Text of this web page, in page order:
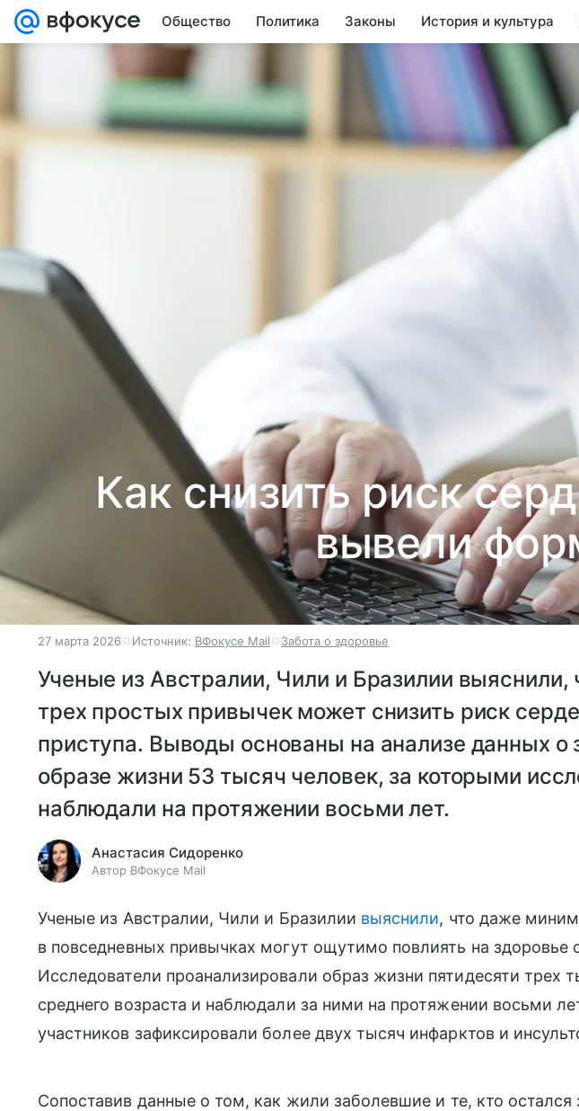
Общество Политика Законы История и культура
Как снизить риск
вывели
27 марта 2026 Источник: ВФокусе Mail Забота о здоровье
Ученые из Австралии, Чили и Бразилии выяснили,
трех простых привычек может снизить риск
приступа. Выводы основаны на анализе данных о
образе жизни 53 тысяч человек, за которыми
наблюдали на протяжении восьми лет.
Анастасия Сидоренко
Автор ВФокусе Mail
Ученые из Австралии, Чили и Бразилии выяснили, что даже
в повседневных привычках могут ощутимо повлиять на здоровье
Исследователи проанализировали образ жизни пятидесяти трех
среднего возраста и наблюдали за ними на протяжении восьми
участников зафиксировали более двух тысяч инфарктов и
Сопоставив данные о том, как жили заболевшие и те, кто остался